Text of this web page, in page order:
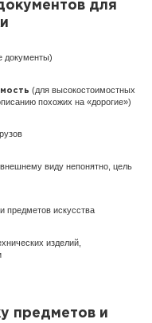
для
документы)
(для высокостоимостных
похожих на «дорогие»)
внешнему виду непонятно, цель
предметов искусства
изделий,
предметов и